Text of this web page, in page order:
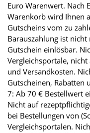
Euro Warenwert. Nach
Warenkorb wird Ihnen
Gutscheins vom zu
Barauszahlung ist
Gutschein einlösbar.
Vergleichsportale,
und Versandkosten.
Gutscheinen, Rabatten
7: Ab 70 € Bestellwert
Nicht auf
bei Bestellungen von
Vergleichsportalen.